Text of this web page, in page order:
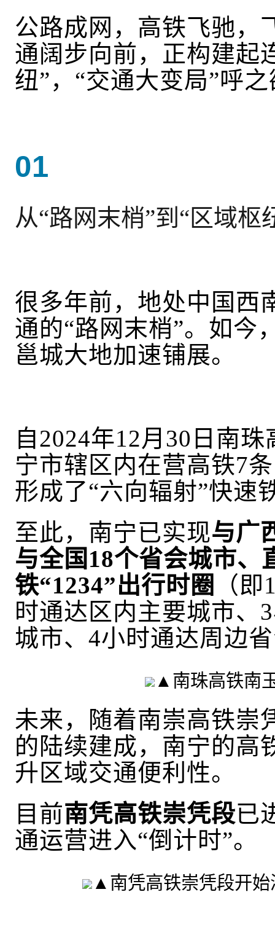
公路成网，高铁飞驰，
通阔步向前，正构建起
纽”， “交通大变局”呼
01
从“路网末梢”到“区域枢
很多年前，地处中国西
通的“路网末梢”。如今
邕城大地加速铺展。
自2024年12月30日南
宁市辖区内在营高铁7
形成了“六向辐射”快速
至此，南宁已实现与广
与全国18个省会城市、
铁“1234”出行时圈
（
时通达区内主要城市、
城市、4小时通达周边
▲南珠高铁南
未来，随着南崇高铁崇
的陆续建成，南宁的高
升区域交通便利性。
目前南凭高铁崇凭段已
通运营进入“倒计时”。
▲南凭高铁崇凭段开